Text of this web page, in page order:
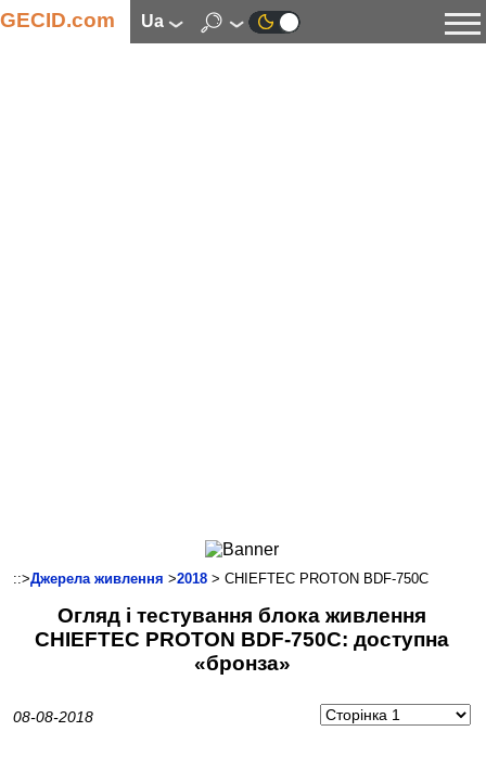
GECID.com ua
Смартфони
Комунікації
Автоелектроніка
Програмне забезпечення
::>Джерела живлення >2018 > CHIEFTEC PROTON BDF-750C
Огляд і тестування блока живлення
CHIEFTEC PROTON BDF-750C: доступна
«бронза»
08-08-2018